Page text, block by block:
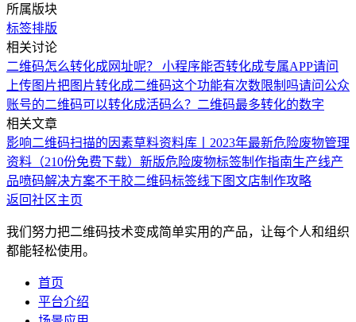
所属版块
标签排版
相关讨论
二维码怎么转化成网址呢？ 小程序能否转化成专属APP请问
上传图片把图片转化成二维码这个功能有次数限制吗请问公众
账号的二维码可以转化成活码么？ 二维码最多转化的数字
相关文章
影响二维码扫描的因素草料资料库丨2023年最新危险废物管理
资料（210份免费下载） 新版危险废物标签制作指南生产线产
品喷码解决方案不干胶二维码标签线下图文店制作攻略
返回社区主页
我们努力把二维码技术变成简单实用的产品，让每个人和组织
都能轻松使用。
首页
平台介绍